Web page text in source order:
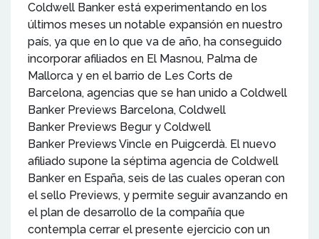
Coldwell Banker está experimentando en los
últimos meses un notable expansión en nuestro
país, ya que en lo que va de año, ha conseguido
incorporar afiliados en El Masnou, Palma de
Mallorca y en el barrio de Les Corts de
Barcelona, agencias que se han unido a Coldwell
Banker Previews Barcelona, Coldwell
Banker Previews Begur y Coldwell
Banker Previews Vincle en Puigcerdà. El nuevo
afiliado supone la séptima agencia de Coldwell
Banker en España, seis de las cuales operan con
el sello Previews, y permite seguir avanzando en
el plan de desarrollo de la compañía que
contempla cerrar el presente ejercicio con un